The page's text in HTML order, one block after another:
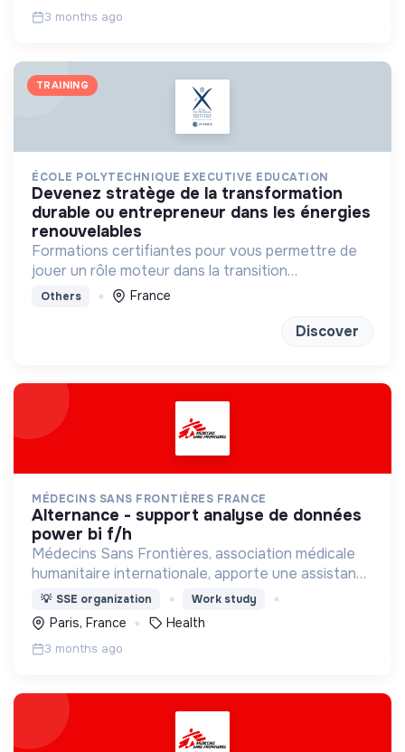
3 months ago
TRAINING
ÉCOLE POLYTECHNIQUE EXECUTIVE EDUCATION
devenez stratège de la transformation
durable ou entrepreneur dans les énergies
renouvelables
Formations certifiantes pour vous permettre de
jouer un rôle moteur dans la transition
énergétique
Others France
Discover
MÉDECINS SANS FRONTIÈRES FRANCE
alternance - support analyse de données
power bi f/h
Médecins Sans Frontières, association médicale
humanitaire internationale, apporte une assistance
médicale à des populations dont la vie est
menacée.
💡 SSE organization Work study
Paris, France Health
3 months ago